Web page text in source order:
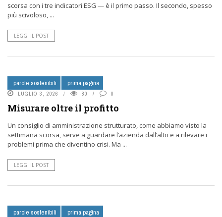
scorsa con i tre indicatori ESG — è il primo passo. Il secondo, spesso
più scivoloso, ...
LEGGI IL POST
parole sostenibili prima pagina
LUGLIO 3, 2026 80 0
Misurare oltre il profitto
Un consiglio di amministrazione strutturato, come abbiamo visto la
settimana scorsa, serve a guardare l’azienda dall’alto e a rilevare i
problemi prima che diventino crisi. Ma ...
LEGGI IL POST
parole sostenibili prima pagina